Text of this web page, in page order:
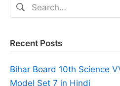
Search
for:
Recent Posts
Bihar Board 10th Science
Model Set 7 in Hindi